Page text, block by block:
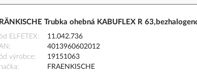
Trubka ohebná KABUFLEX R
ELFETEX
11.042.736
4013960602012
výrobce
19151063
FRAENKISCHE